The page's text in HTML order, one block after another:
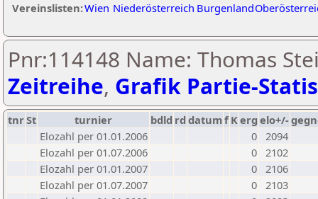
Vereinslisten:Wien Niederösterreich Burgenland
Pnr:114148 Name: Thomas
Zeitreihe, Grafik Partie-
tnrSt turnier bdld rd datumf Kerg elo+/-
Elozahl per 01.01.2006
0 2094
Elozahl per 01.07.2006
0 2102
Elozahl per 01.01.2007
0 2106
Elozahl per 01.07.2007
0 2103